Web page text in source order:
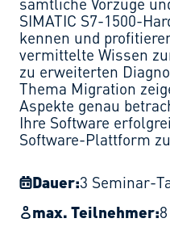
SIMATIC S7-1500-
kennen und
vermittelte Wissen
zu erweiterten
Thema Migration
Aspekte genau
Ihre Software
Software-Plattform
Dauer:3 Seminar-
max. Teilnehmer: